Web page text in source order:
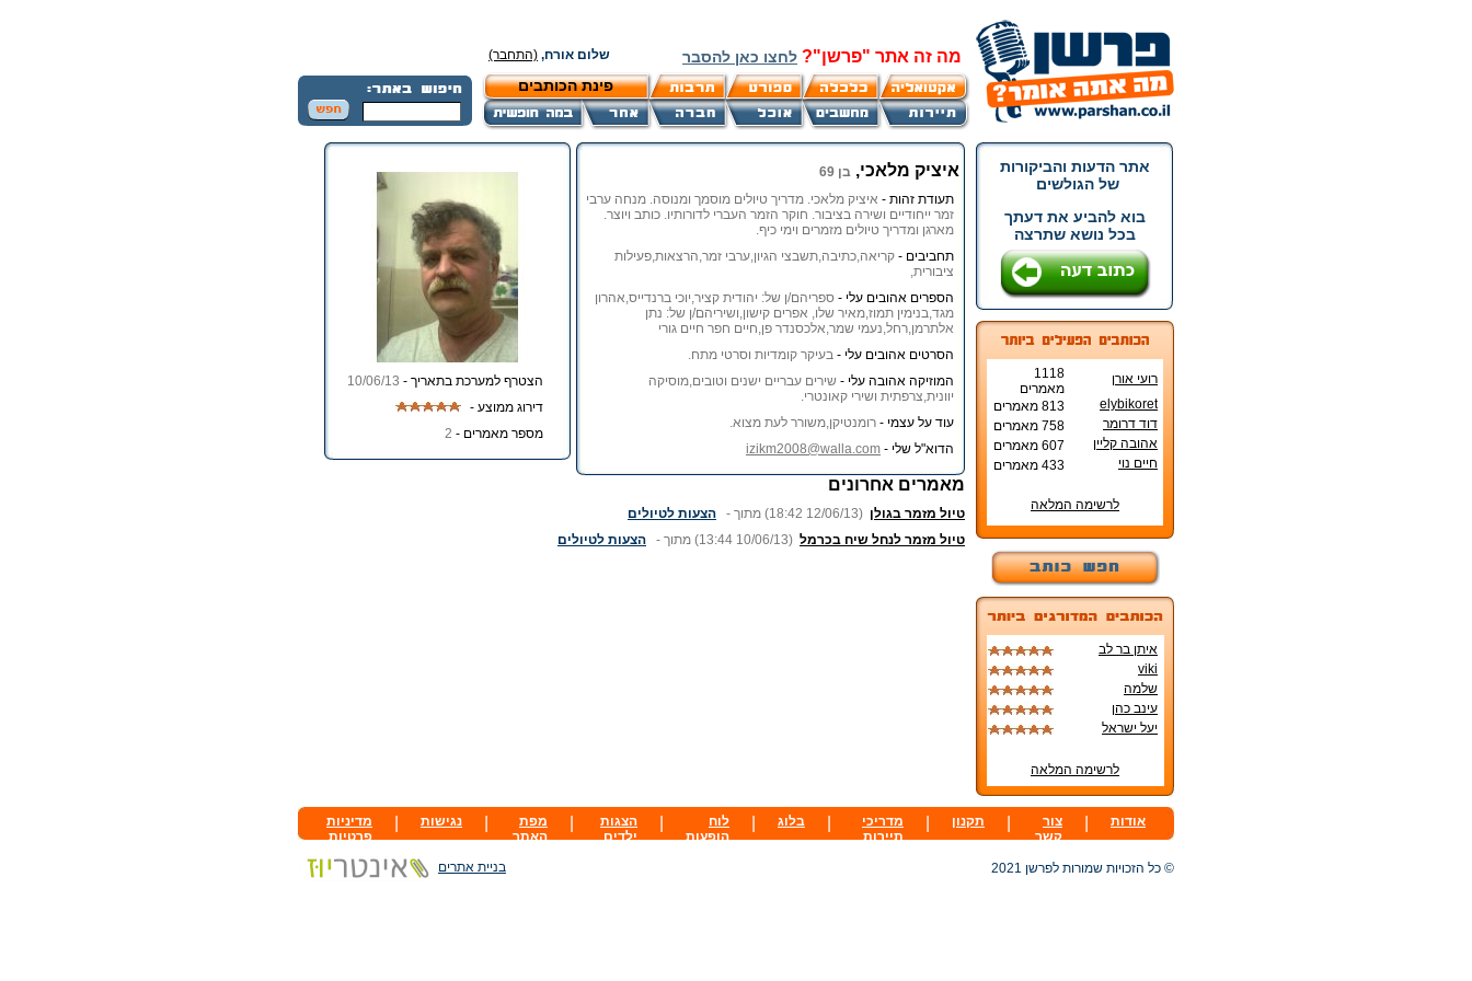
מה זה אתר "פרשן"? לחצו כאן להסבר שלום אורח, (התחבר)
פינת הכותבים
אתר הדעות והביקורות
של הגולשים
בוא להביע את דעתך
בכל נושא שתרצה
רועי אורן
1118
מאמרים
elybikoret
813 מאמרים
דוד דרומר
758 מאמרים
אהובה קליין
607 מאמרים
חיים נוי
433 מאמרים
לרשימה המלאה
איתן בר לב
viki
שלמה
עינב כהן
יעל ישראל
לרשימה המלאה
איציק מלאכי, בן 69
תעודת זהות - איציק מלאכי. מדריך טיולים מוסמך ומנוסה. מנחה ערבי
זמר ייחודיים ושירה בציבור. חוקר הזמר העברי לדורותיו. כותב ויוצר.
מארגן ומדריך טיולים מזמרים וימי כיף.
תחביבים - קריאה,כתיבה,תשבצי הגיון,ערבי זמר,הרצאות,פעילות
ציבורית,
הספרים אהובים עלי - ספריהם/ן של: יהודית קציר,יוכי ברנדייס,אהרון
מגד,בנימין תמוז,מאיר שלו, אפרים קישון,ושיריהם/ן של: נתן
אלתרמן,רחל,נעמי שמר,אלכסנדר פן,חיים חפר חיים גורי
הסרטים אהובים עלי - בעיקר קומדיות וסרטי מתח.
המוזיקה אהובה עלי - שירים עבריים ישנים וטובים,מוסיקה
יוונית,צרפתית ושירי קאונטרי.
עוד על עצמי - רומנטיקן,משורר לעת מצוא.
הדוא"ל שלי - izikm2008@walla.com
הצטרף למערכת בתאריך - 10/06/13
דירוג ממוצע -
מספר מאמרים - 2
מאמרים אחרונים
טיול מזמר בגולן (18:42 12/06/13) מתוך -
הצעות לטיולים
טיול מזמר לנחל שיח בכרמל (13:44 10/06/13) מתוך - הצעות לטיולים
אודות
צור
קשר
תקנון
מדריכי
תיירות
בלוג
לוח
הופעות
הצגות
ילדים
מפת
האתר
נגישות
מדיניות
פרטיות
© כל הזכויות שמורות לפרשן 2021 בניית אתרים